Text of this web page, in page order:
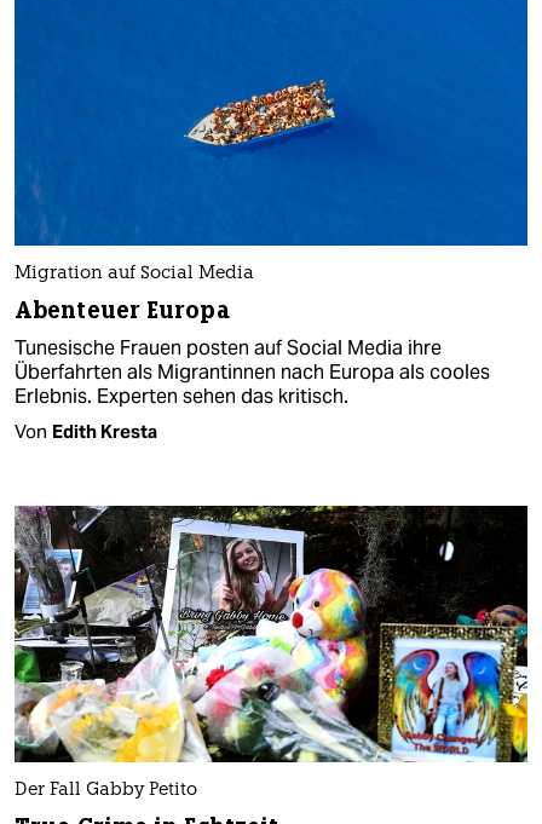
Migration auf Social Media
Abenteuer Europa
Tunesische Frauen posten auf Social Media ihre
Überfahrten als Migrantinnen nach Europa als cooles
Erlebnis. Experten sehen das kritisch.
Von Edith Kresta
Der Fall Gabby Petito